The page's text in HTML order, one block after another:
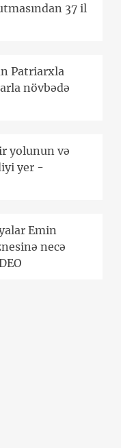
37 il
Patriarxla
növbədə
yolunun və
yer -
Emin
necə